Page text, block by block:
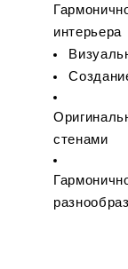
интерьера
стенами